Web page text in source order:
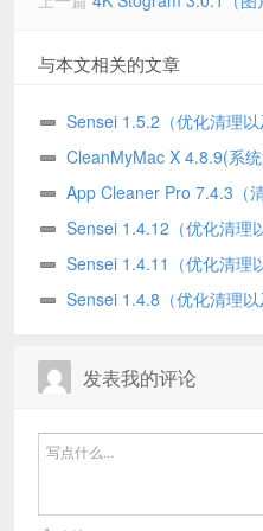
与本文相关的文章
Sensei 1.5.2（优化清理
CleanMyMac X 4.8.9(系
App Cleaner Pro 7.4.3（
Sensei 1.4.12（优化清理
Sensei 1.4.11（优化清理
Sensei 1.4.8（优化清理
发表我的评论